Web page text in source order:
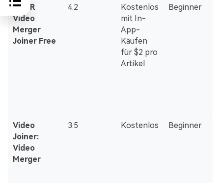
VMER
Video
Merger
Joiner Free
4.2
Kostenlos
mit In-
App-
Käufen
für $2 pro
Artikel
Beginner
Video
Joiner:
Video
Merger
3.5 Kostenlos Beginner